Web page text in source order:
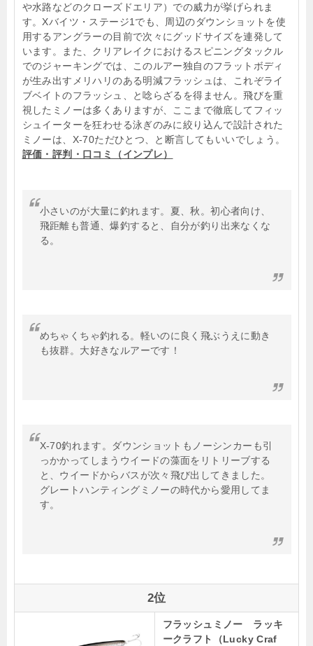
や水路などのクローズドエリア）での威力が挙げられま
す。Xバイツ・ステージ1でも、周辺のダウンショットを使
用するアングラーの目前で次々にグッドサイズを連発して
います。また、クリアレイクにおけるスピニングタックル
でのジャーキングでは、このルアー独自のフラットボディ
が生み出すメリハリのある明減フラッシュは、これぞライ
ブベイトのフラッシュ、と唸らざるを得ません。飛びを重
視したミノーは多くありますが、ここまで徹底してフィッ
シュイーターを狂わせる泳ぎのみに絞り込んで設計された
ミノーは、X-70ただひとつ、と断言してもいいでしょう。
評価・評判・口コミ（インプレ）
小さいのが大量に釣れます。夏、秋。初心者向け、
飛距離も普通、爆釣すると、自分が釣り出来なくな
る。
めちゃくちゃ釣れる。軽いのに良く飛ぶうえに動き
も抜群。大好きなルアーです！
X-70釣れます。ダウンショットもノーシンカーも引
っかかってしまうウイードの藻面をリトリーブする
と、ウイードからバスが次々飛び出してきました。
グレートハンティングミノーの時代から愛用してま
す。
2位
フラッシュミノー ラッキ
ークラフト（Lucky Craf